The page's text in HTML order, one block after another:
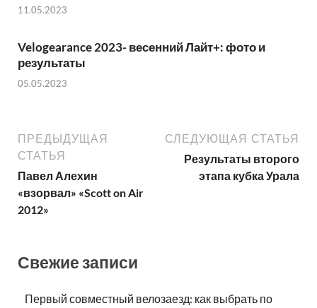
11.05.2023
Velogearance 2023- весенний Лайт+: фото и
результаты
05.05.2023
ПРЕДЫДУЩАЯ
СТАТЬЯ
Павел Алехин
«взорвал» «Scott on Air
2012»
СЛЕДУЮЩАЯ СТАТЬЯ
Результаты второго
этапа кубка Урала
Свежие записи
Первый совместный велозаезд: как выбрать по